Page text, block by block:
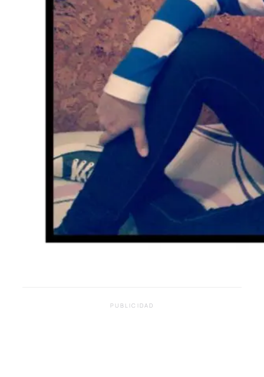
PUBLICIDAD